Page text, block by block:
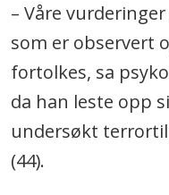
– Våre
som er observert
fortolkes, sa
da han leste opp
undersøkt
(44).